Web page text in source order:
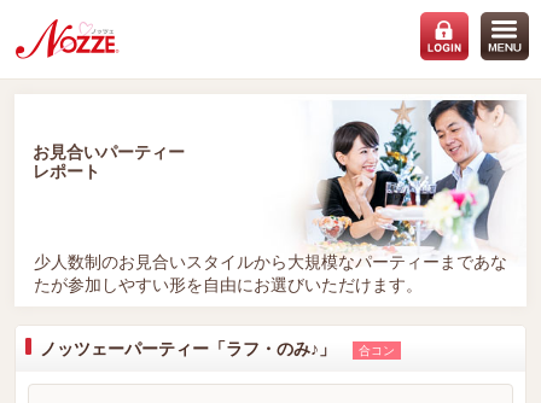
お見合いパーティー
レポート
少人数制のお見合いスタイルから大規模なパーティーまであな
たが参加しやすい形を自由にお選びいただけます。
ノッツェーパーティー「ラフ・のみ♪」 合コン